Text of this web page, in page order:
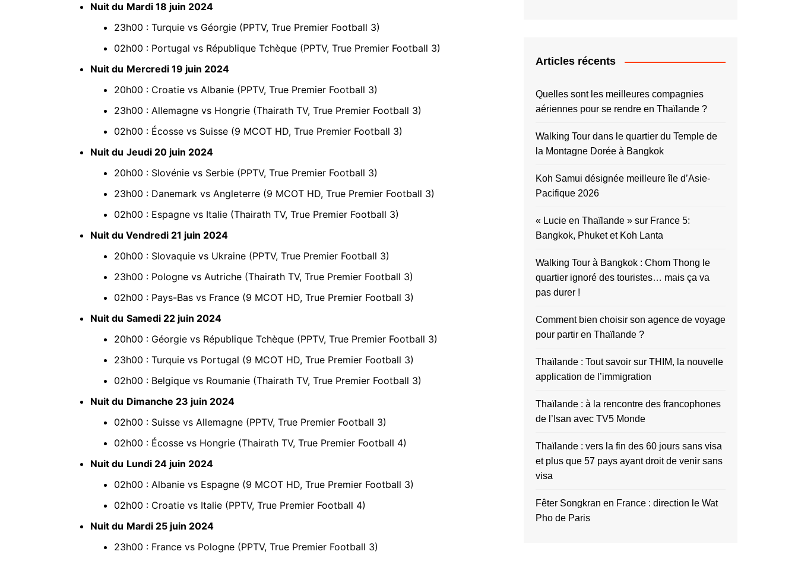
Nuit du Mardi 18 juin 2024
23h00 : Turquie vs Géorgie (PPTV, True Premier Football 3)
02h00 : Portugal vs République Tchèque (PPTV, True Premier Football 3)
Nuit du Mercredi 19 juin 2024
20h00 : Croatie vs Albanie (PPTV, True Premier Football 3)
23h00 : Allemagne vs Hongrie (Thairath TV, True Premier Football 3)
02h00 : Écosse vs Suisse (9 MCOT HD, True Premier Football 3)
Nuit du Jeudi 20 juin 2024
20h00 : Slovénie vs Serbie (PPTV, True Premier Football 3)
23h00 : Danemark vs Angleterre (9 MCOT HD, True Premier Football 3)
02h00 : Espagne vs Italie (Thairath TV, True Premier Football 3)
Nuit du Vendredi 21 juin 2024
20h00 : Slovaquie vs Ukraine (PPTV, True Premier Football 3)
23h00 : Pologne vs Autriche (Thairath TV, True Premier Football 3)
02h00 : Pays-Bas vs France (9 MCOT HD, True Premier Football 3)
Nuit du Samedi 22 juin 2024
20h00 : Géorgie vs République Tchèque (PPTV, True Premier Football 3)
23h00 : Turquie vs Portugal (9 MCOT HD, True Premier Football 3)
02h00 : Belgique vs Roumanie (Thairath TV, True Premier Football 3)
Nuit du Dimanche 23 juin 2024
02h00 : Suisse vs Allemagne (PPTV, True Premier Football 3)
02h00 : Écosse vs Hongrie (Thairath TV, True Premier Football 4)
Nuit du Lundi 24 juin 2024
02h00 : Albanie vs Espagne (9 MCOT HD, True Premier Football 3)
02h00 : Croatie vs Italie (PPTV, True Premier Football 4)
Nuit du Mardi 25 juin 2024
23h00 : France vs Pologne (PPTV, True Premier Football 3)
Articles récents
Quelles sont les meilleures compagnies
aériennes pour se rendre en Thaïlande ?
Walking Tour dans le quartier du Temple de
la Montagne Dorée à Bangkok
Koh Samui désignée meilleure île d’Asie-
Pacifique 2026
« Lucie en Thaïlande » sur France 5:
Bangkok, Phuket et Koh Lanta
Walking Tour à Bangkok : Chom Thong le
quartier ignoré des touristes… mais ça va
pas durer !
Comment bien choisir son agence de voyage
pour partir en Thaïlande ?
Thaïlande : Tout savoir sur THIM, la nouvelle
application de l’immigration
Thaïlande : à la rencontre des francophones
de l’Isan avec TV5 Monde
Thaïlande : vers la fin des 60 jours sans visa
et plus que 57 pays ayant droit de venir sans
visa
Fêter Songkran en France : direction le Wat
Pho de Paris